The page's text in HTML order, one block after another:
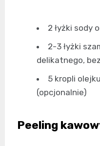
2 łyżki sody
2-3 łyżki
delikatnego,
5 kropli
(opcjonalnie)
Peeling